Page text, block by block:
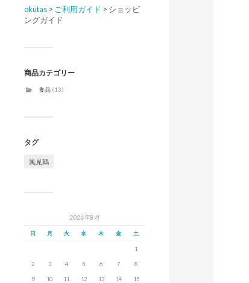
okutas > ご利用ガイド > ショッピ
ングガイド
商品カテゴリー
食品 (13)
タグ
風見鶏
2026年8月
日 月 火 水 木 金 土
1
2 3 4 5 6 7 8
9 10 11 12 13 14 15